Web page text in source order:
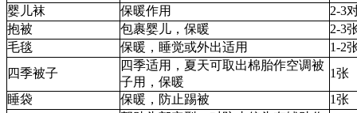
婴儿袜
保暖作用
2-3
抱被
包裹婴儿，保暖
2-3
毛毯
保暖，睡觉或外出适用
1-2
四季被子
四季适用，夏天可取出棉胎作空调被
子用，保暖
1张
睡袋
保暖，防止踢被
1张